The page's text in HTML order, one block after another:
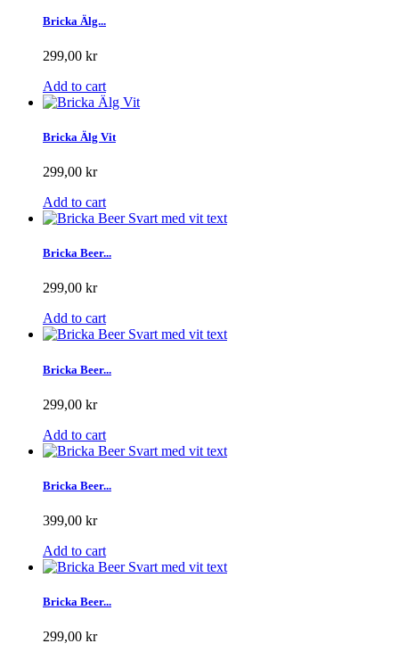
Bricka Älg...
299,00 kr
Add to cart
Bricka Älg Vit
299,00 kr
Add to cart
Bricka Beer...
299,00 kr
Add to cart
Bricka Beer...
299,00 kr
Add to cart
Bricka Beer...
399,00 kr
Add to cart
Bricka Beer...
299,00 kr